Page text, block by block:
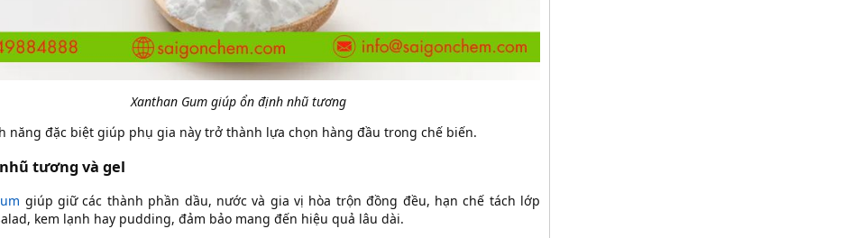
Xanthan Gum giúp ổn định nhũ tương
năng đặc biệt giúp phụ gia này trở thành lựa chọn hàng đầu trong chế biến.
tương và gel
giúp giữ các thành phần dầu, nước và gia vị hòa trộn đồng đều, hạn chế tách lớp
kem lạnh hay pudding, đảm bảo mang đến hiệu quả lâu dài.